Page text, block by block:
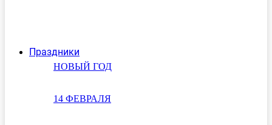
Праздники
НОВЫЙ ГОД
14 ФЕВРАЛЯ